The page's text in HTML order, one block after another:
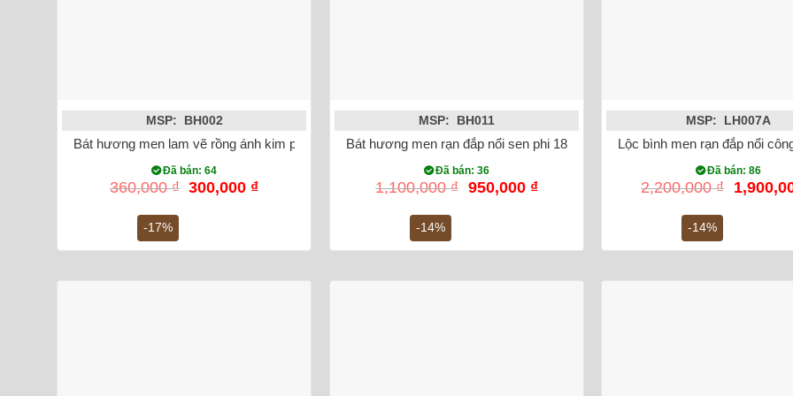
-17%
MSP: BH002
Bát hương men lam vẽ rồng ánh kim phi 20
Đã bán: 64
360,000₫ Giá
300,000 ₫Giá
300,000 ₫.
-14%
MSP: BH011
Bát hương men rạn đắp nổi sen phi 18
Đã bán: 36
1,100,000₫ Giá
950,000 ₫Giá
950,000 ₫.
-14%
MSP: LH007A
Lộc bình men rạn đắp nổi
Đã bán: 86
2,200,000₫ Giá